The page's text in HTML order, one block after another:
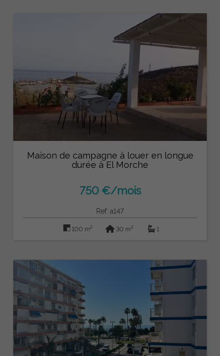
Maison de campagne à louer en longue
durée à El Morche
750 €/mois
Ref: a147
100 m2 30 m2 1